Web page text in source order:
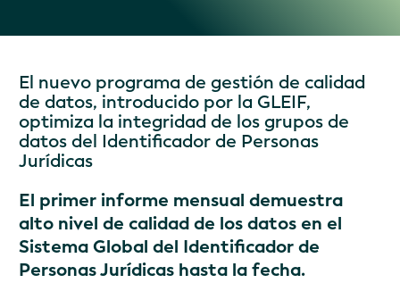
El nuevo programa de gestión de calidad
de datos, introducido por la GLEIF,
optimiza la integridad de los grupos de
datos del Identificador de Personas
Jurídicas
El primer informe mensual demuestra
alto nivel de calidad de los datos en el
Sistema Global del Identificador de
Personas Jurídicas hasta la fecha.